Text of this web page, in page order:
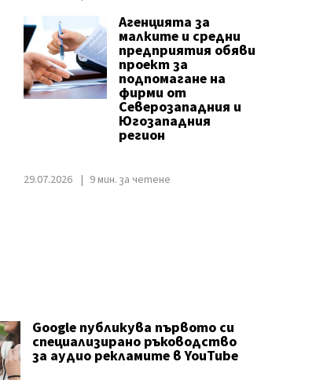
Агенцията за
малките и средни
предприятия обяви
проект за
подпомагане на
фирми от
Северозападния и
Югозападния
регион
29.07.2026 9 мин. за четене
Google публикува първото си
специализирано ръководство
за аудио рекламите в YouTube